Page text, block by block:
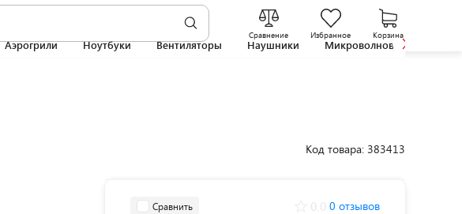
Сравнение Избранное Корзина
Аэрогрили Ноутбуки Вентиляторы Наушники Микроволновые печи
Код товара: 383413
Сравнить 0 отзывов